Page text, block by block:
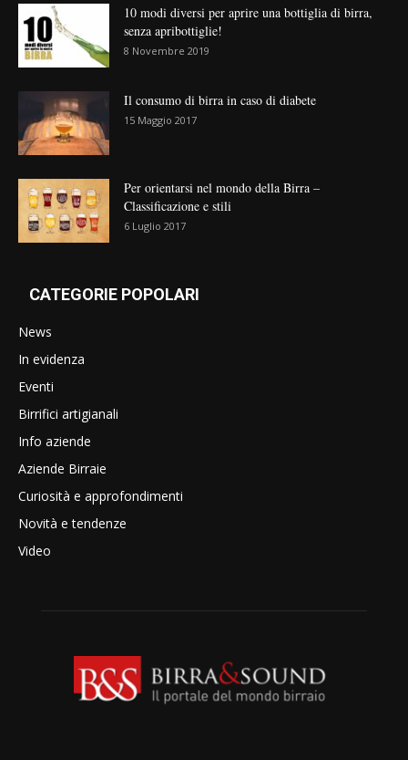
10 modi diversi per aprire una bottiglia di birra,
senza apribottiglie!
8 Novembre 2019
Il consumo di birra in caso di diabete
15 Maggio 2017
Per orientarsi nel mondo della Birra –
Classificazione e stili
6 Luglio 2017
CATEGORIE POPOLARI
News
In evidenza
Eventi
Birrifici artigianali
Info aziende
Aziende Birraie
Curiosità e approfondimenti
Novità e tendenze
Video